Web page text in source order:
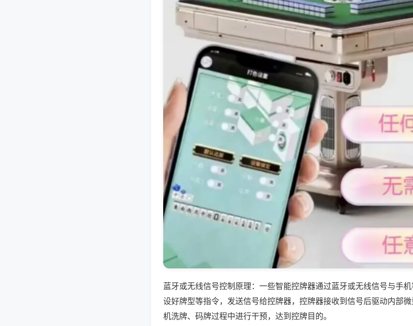
蓝牙或无线信号控制原理：一些智能控牌器通过蓝牙或无线信号与手
设好牌型等指令，发送信号给控牌器，控牌器接收到信号后驱动内部
机洗牌、码牌过程中进行干预，达到控牌目的。